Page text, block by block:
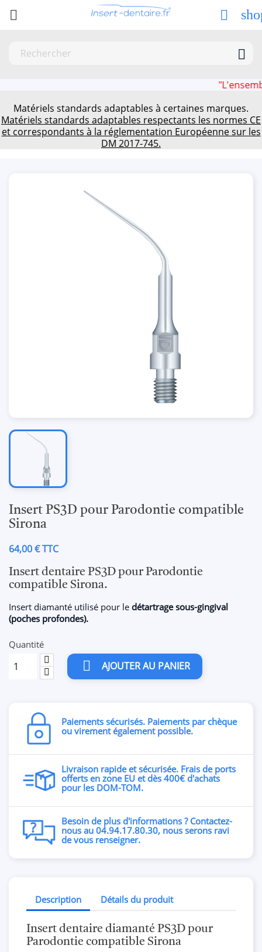
 

"L'ensemble
Matériels standards adaptables à certaines marques.
Matériels standards adaptables respectants les normes CE
et correspondants à la réglementation Européenne sur les
DM 2017-745.
Insert PS3D pour Parodontie compatible
Sirona
64,00 € TTC
Insert dentaire PS3D pour Parodontie
compatible Sirona.
Insert diamanté utilisé pour le détartrage sous-gingival
(poches profondes).
Quantité
 AJOUTER AU PANIER
Paiements sécurisés. Paiements par chèque
ou virement également possible.
Livraison rapide et sécurisée. Frais de ports
offerts en zone EU et dès 400€ d'achats
pour les DOM-TOM.
Besoin de plus d'informations ? Contactez-
nous au 04.94.17.80.30, nous serons ravi
de vous renseigner.
Description Détails du produit
Insert dentaire diamanté PS3D pour
Parodontie compatible Sirona